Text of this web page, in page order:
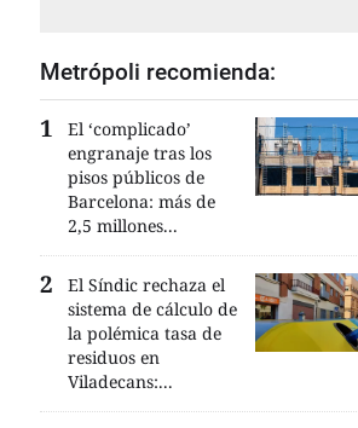
Metrópoli recomienda:
El ‘complicado’
engranaje tras los
pisos públicos de
Barcelona: más de
2,5 millones...
El Síndic rechaza el
sistema de cálculo de
la polémica tasa de
residuos en
Viladecans:...